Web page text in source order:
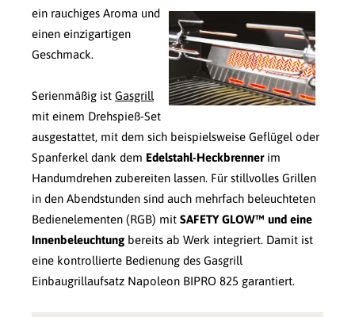
ein rauchiges Aroma und
einen einzigartigen
Geschmack.
Serienmäßig ist Gasgrill
mit einem Drehspieß-Set
ausgestattet, mit dem sich beispielsweise Geflügel oder
Spanferkel dank dem Edelstahl-Heckbrennerim
Handumdrehen zubereiten lassen. Für stillvolles Grillen
in den Abendstunden sind auch mehrfach beleuchteten
Bedienelementen (RGB) mit SAFETY GLOW™ und eine
Innenbeleuchtung bereits ab Werk integriert. Damit ist
eine kontrollierte Bedienung des Gasgrill
Einbaugrillaufsatz Napoleon BIPRO 825 garantiert.